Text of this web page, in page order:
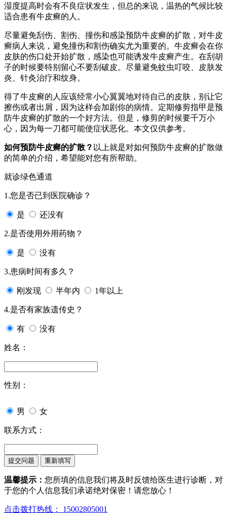
湿度提高时会有不良症状发生，但总的来说，温热的气候比较
适合患有牛皮癣的人。
尽量避免刮伤、割伤、撞伤和感染预防牛皮癣的扩散，对牛皮
癣病人来说，避免撞伤和割伤确实尤为重要的。牛皮癣会在你
皮肤的伤口处开始扩散，感染也可能诱发牛皮癣产生。在刮胡
子的时候要特别留心不要刮破皮。尽量避免蚊虫叮咬、皮肤发
炎、针灸治疗和纹身。
得了牛皮癣的人应该经常小心翼翼地对待自己的皮肤，别让它
擦伤或者出屑，因为这样会加剧你的病情。定期修剪指甲是预
防牛皮癣的扩散的一个好方法。但是，修剪的时候要千万小
心，因为每一刀都可能使症状恶化。本文仅供参考。
如何预防牛皮癣的扩散？ 以上就是对如何预防牛皮癣的扩散做
的简单的介绍，希望能对您有所帮助。
就诊绿色通道
1.您是否已到医院确诊？
是 还没有
2.是否使用外用药物？
是 没有
3.患病时间有多久？
刚发现 半年内 1年以上
4.是否有家族遗传史？
有 没有
姓名：
性别：
男 女
联系方式：
温馨提示： 您所填的信息我们将及时反馈给医生进行诊断，对
于您的个人信息我们承诺绝对保密！请您放心！
点击拨打热线： 15002805001